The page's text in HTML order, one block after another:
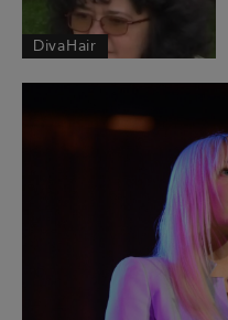
DivaHair